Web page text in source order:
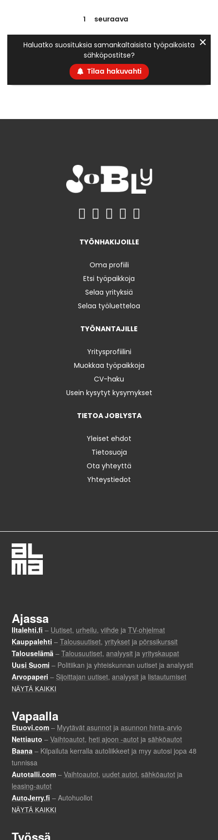
1 seuraava
Haluatko suosituksia samankaltaisista työpaikoista
sähköpostitse?
Tilaa hakuvahti
✕
TYÖNHAKIJOILLE
Oma profiili
Etsi työpaikkoja
Selaa yrityksiä
Selaa työluetteloa
TYÖNANTAJILLE
Yritysprofiilini
Muokkaa työpaikkoja
CV-haku
Usein kysytyt kysymykset
TIETOA JOBLYSTA
Yleiset ehdot
Tietosuoja
Ota yhteyttä
Yhteystiedot